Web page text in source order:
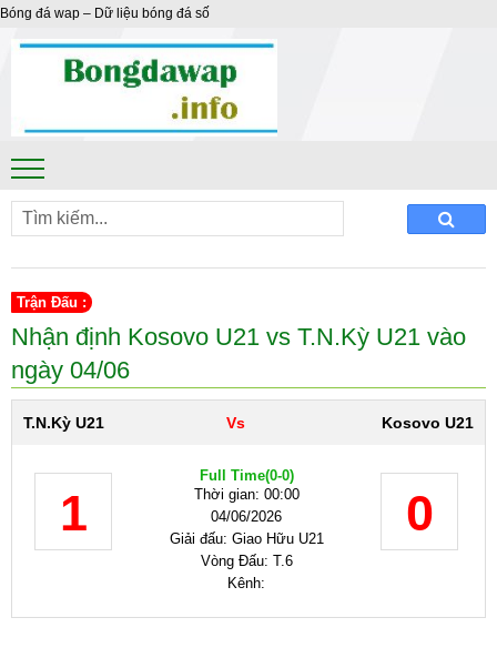
Bóng đá wap – Dữ liệu bóng đá số
Trận Đấu :
Nhận định Kosovo U21 vs T.N.Kỳ U21 vào
ngày 04/06
T.N.Kỳ U21 Vs Kosovo U21
1
Full Time(0-0)
Thời gian: 00:00
04/06/2026
Giải đấu: Giao Hữu U21
Vòng Đấu: T.6
Kênh:
0